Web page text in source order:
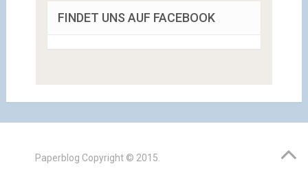
FINDET UNS AUF FACEBOOK
Paperblog Copyright © 2015.